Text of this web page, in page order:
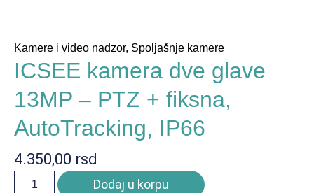
Kamere i video nadzor, Spoljašnje kamere
ICSEE kamera dve glave
13MP – PTZ + fiksna,
AutoTracking, IP66
4.350,00 rsd
Dodaj u korpu